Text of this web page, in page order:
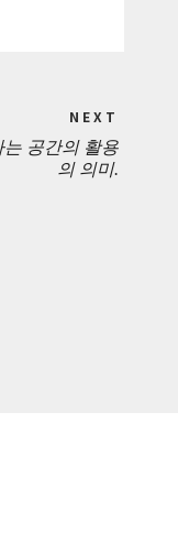
NEXT
NEXT
는 공간의 활용
의 의미.